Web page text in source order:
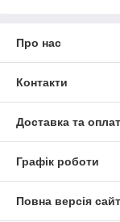
Про нас
Контакти
Доставка та
Графік роботи
Повна версія